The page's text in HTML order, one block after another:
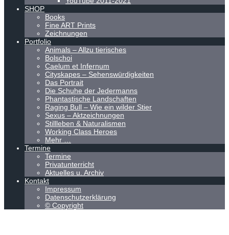
SHOP
Books
Fine ART Prints
Zeichnungen
Portfolio
Animals – Allzu tierisches
Bolschoi
Caelum et Infernum
Cityskapes – Sehenswürdigkeiten
Das Portrait
Die Schuhe der Jedermanns
Phantastische Landschaften
Raging Bull – Wie ein wilder Stier
Sexus – Aktzeichnungen
Stillleben & Naturalismen
Working Class Heroes
Mehr …
Termine
Termine
Privatunterricht
Aktuelles u. Archiv
Kontakt
Impressum
Datenschutzerklärung
© Copyright